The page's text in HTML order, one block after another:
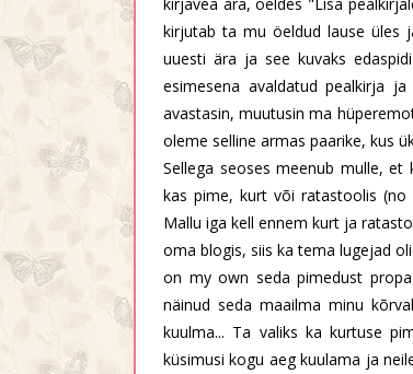
kirjutab ta mu öeldud lause üles
uuesti ära ja see kuvaks
esimesena avaldatud pealkirja
avastasin, muutusin ma
oleme selline armas paarike, kus
Sellega seoses meenub mulle,
kas pime, kurt või ratastoolis (no
Mallu iga kell ennem kurt ja
oma blogis, siis ka tema lugejad
on my own seda pimedust
näinud seda maailma minu
kuulma... Ta valiks ka kurtuse
küsimusi kogu aeg kuulama ja